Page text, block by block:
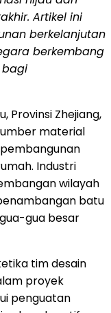
Artikel ini
berkelanjutan
berkembang
bagi
Provinsi Zhejiang,
material
Industri
wilayah
batu
gua besar
tim desain
proyek
penguatan